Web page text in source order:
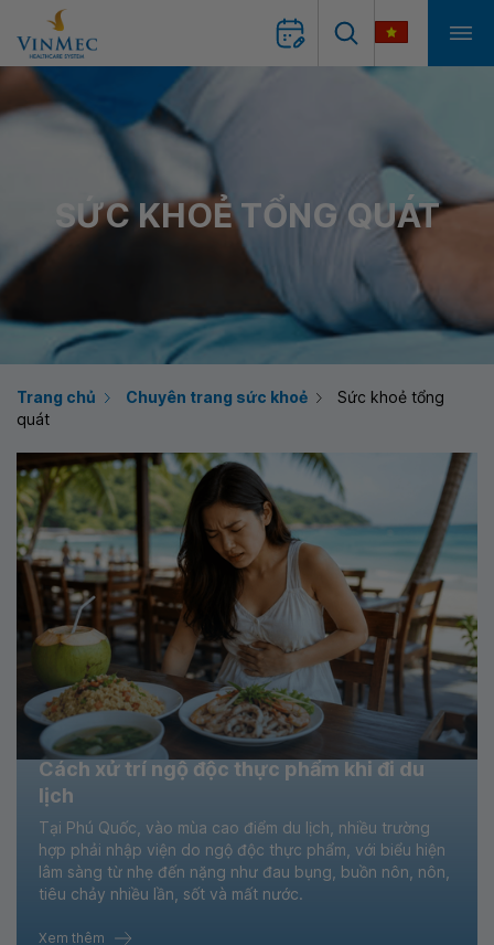
SỨC KHOẺ TỔNG QUÁT
Trang chủ Chuyên trang sức khoẻ
Sức khoẻ tổng
quát
Cách xử trí ngộ độc thực phẩm khi đi du
lịch
Tại Phú Quốc, vào mùa cao điểm du lịch, nhiều trường
hợp phải nhập viện do ngộ độc thực phẩm, với biểu hiện
lâm sàng từ nhẹ đến nặng như đau bụng, buồn nôn, nôn,
tiêu chảy nhiều lần, sốt và mất nước.
Xem thêm